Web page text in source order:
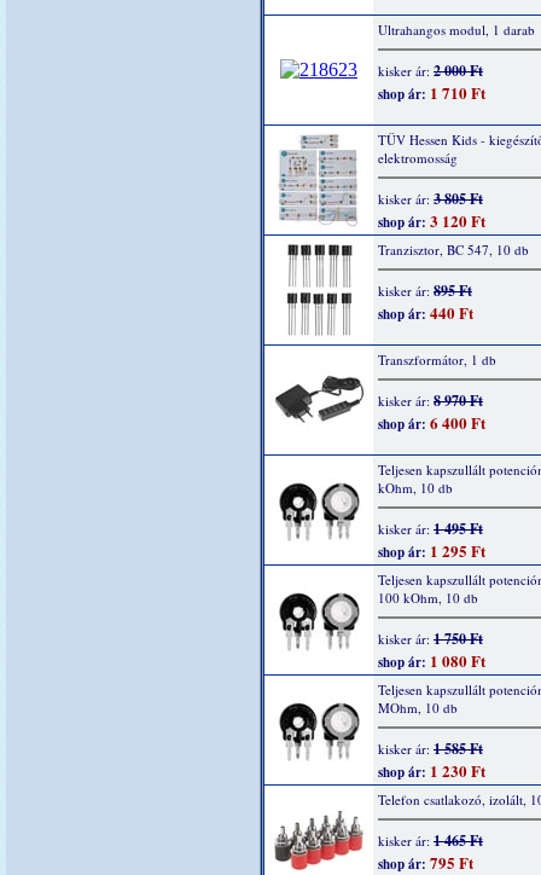
Ultrahangos modul, 1 darab
kisker ár: 2 000 Ft
shop ár: 1 710 Ft
TÜV Hessen Kids -
elektromosság
kisker ár: 3 805 Ft
shop ár: 3 120 Ft
Tranzisztor, BC 547, 10 db
kisker ár: 895 Ft
shop ár: 440 Ft
Transzformátor, 1 db
kisker ár: 8 970 Ft
shop ár: 6 400 Ft
Teljesen kapszullált
kOhm, 10 db
kisker ár: 1 495 Ft
shop ár: 1 295 Ft
Teljesen kapszullált
100 kOhm, 10 db
kisker ár: 1 750 Ft
shop ár: 1 080 Ft
Teljesen kapszullált
MOhm, 10 db
kisker ár: 1 585 Ft
shop ár: 1 230 Ft
Telefon csatlakozó, izolált,
kisker ár: 1 465 Ft
shop ár: 795 Ft